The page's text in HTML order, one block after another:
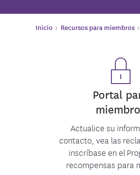
Inicio Recursos para miembros
Portal
Actualice su
contacto, vea las
inscríbase en el
recompensas para